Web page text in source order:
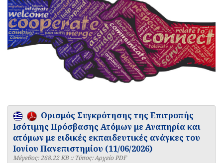
Ορισμός Συγκρότησης της Επιτροπής
Ισότιμης Πρόσβασης Ατόμων με Αναπηρία και
ατόμων με ειδικές εκπαιδευτικές ανάγκες του
Ιονίου Πανεπιστημίου (11/06/2026)
Mέγεθος: 268.22 KB :: Τύπος: Αρχείο PDF